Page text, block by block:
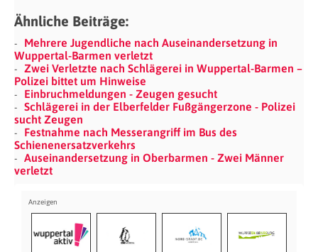
Ähnliche Beiträge:
Mehrere Jugendliche nach Auseinandersetzung in
Wuppertal-Barmen verletzt
Zwei Verletzte nach Schlägerei in Wuppertal-Barmen –
Polizei bittet um Hinweise
Einbruchmeldungen - Zeugen gesucht
Schlägerei in der Elberfelder Fußgängerzone - Polizei
sucht Zeugen
Festnahme nach Messerangriff im Bus des
Schienenersatzverkehrs
Auseinandersetzung in Oberbarmen - Zwei Männer
verletzt